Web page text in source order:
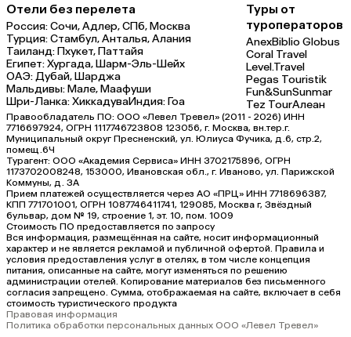
Отели без перелета
Россия:Сочи,Адлер,СПб,Москва
Турция:Стамбул,Анталья,Алания
Таиланд:Пхукет,Паттайя
Египет:Хургада,Шарм-Эль-Шейх
ОАЭ:Дубай,Шарджа
Мальдивы:Мале,Маафуши
Шри-Ланка:ХиккадуваИндия:Гоа
Туры от
туроператоров
AnexBiblio Globus
Coral Travel
Level.Travel
Pegas Touristik
Fun&SunSunmar
Tez TourАлеан
Правообладатель ПО: ООО «Левел Тревел» (2011 - 2026) ИНН
7716697924, ОГРН 1117746723808 123056, г. Москва, вн.тер.г.
Муниципальный округ Пресненский, ул. Юлиуса Фучика, д.6, стр.2,
помещ.6Ч
Турагент: ООО «Академия Сервиса» ИНН 3702175896, ОГРН
1173702008248, 153000, Ивановская обл., г. Иваново, ул. Парижской
Коммуны, д. ЗА
Прием платежей осуществляется через АО «ПРЦ» ИНН 7718696387,
КПП 771701001, ОГРН 1087746411741, 129085, Москва г, Звёздный
бульвар, дом № 19, строение 1, эт. 10, пом. 1009
Стоимость ПО предоставляется по запросу
Вся информация, размещённая на сайте, носит информационный
характер и не является рекламой и публичной офертой. Правила и
условия предоставления услуг в отелях, в том числе концепция
питания, описанные на сайте, могут изменяться по решению
администрации отелей. Копирование материалов без письменного
согласия запрещено. Сумма, отображаемая на сайте, включает в себя
стоимость туристического продукта
Правовая информация
Политика обработки персональных данных ООО «Левел Тревел»